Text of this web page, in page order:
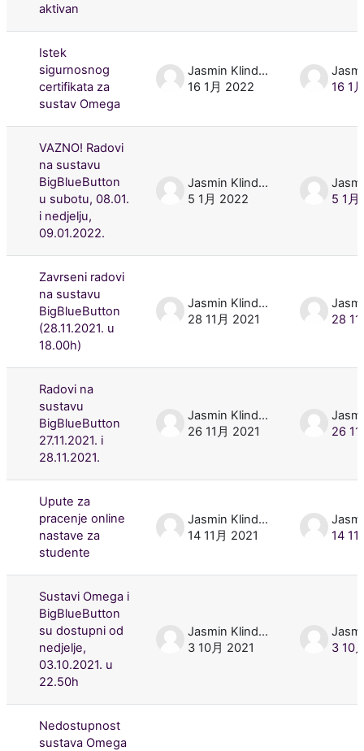
aktivan
Istek
sigurnosnog
certifikata za
sustav Omega
Jasmin Klindžić
16 1月 2022
16 1
VAZNO! Radovi
na sustavu
BigBlueButton
u subotu, 08.01.
i nedjelju,
09.01.2022.
Jasmin Klindžić
5 1月 2022
5 1
Zavrseni radovi
na sustavu
BigBlueButton
(28.11.2021. u
18.00h)
Jasmin Klindžić
28 11月 2021
28
Radovi na
sustavu
BigBlueButton
27.11.2021. i
28.11.2021.
Jasmin Klindžić
26 11月 2021
26
Upute za
pracenje online
nastave za
studente
Jasmin Klindžić
14 11月 2021
14 11
Sustavi Omega i
BigBlueButton
su dostupni od
nedjelje,
03.10.2021. u
22.50h
Jasmin Klindžić
3 10月 2021
3 10
Nedostupnost
sustava Omega